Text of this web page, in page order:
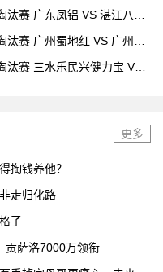
赛 广东凤铝 VS 湛江八部
赛 广州蜀地红 VS 广州戴
赛 三水乐民兴健力宝 VS
更多
掏钱养他？
走归化路
了
贡萨洛7000万领衔